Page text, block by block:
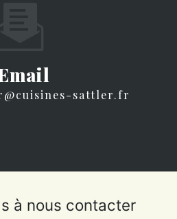
sattler.fr
à nous contacter